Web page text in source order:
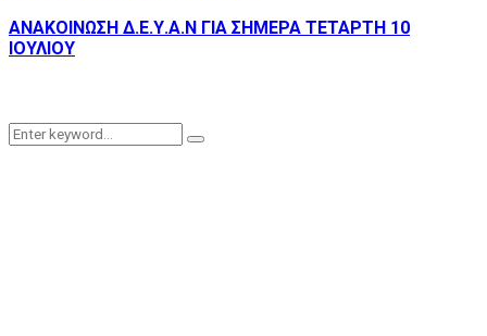
ΑΝΑΚΟΙΝΩΣΗ Δ.Ε.Υ.Α.Ν ΓΙΑ ΣΗΜΕΡΑ ΤΕΤΑΡΤΗ 10
ΙΟΥΛΙΟΥ
Search
Search